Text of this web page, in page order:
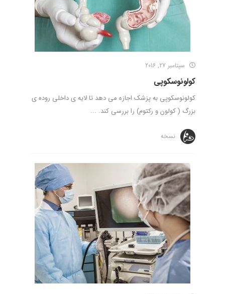
سپتامبر 27, 2016
کولونوسکوپی
کولونوسکوپی به پزشک اجازه می دهد تا لایه ی داخلی روده ی
بزرگ ( کولون و رکتوم) را بررسی کند. ...
نسخه